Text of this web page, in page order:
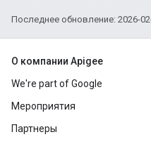
Последнее обновление: 2026-
О компании Apigee
We're part of Google
Мероприятия
Партнеры